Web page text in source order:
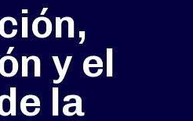
y el
la